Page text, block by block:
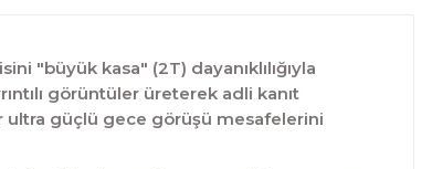
"büyük kasa" (2T) dayanıklılığıyla
görüntüler üreterek adli kanıt
güçlü gece görüşü mesafelerini